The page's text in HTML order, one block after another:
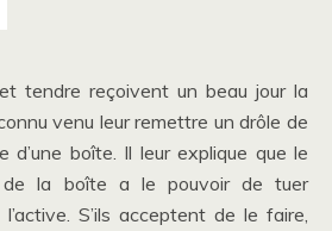
tendre reçoivent un beau jour la
venu leur remettre un drôle de
d’une boîte. Il leur explique que le
de la boîte a le pouvoir de tuer
l’active. S’ils acceptent de le faire,